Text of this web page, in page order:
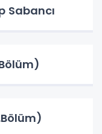
Sabancı